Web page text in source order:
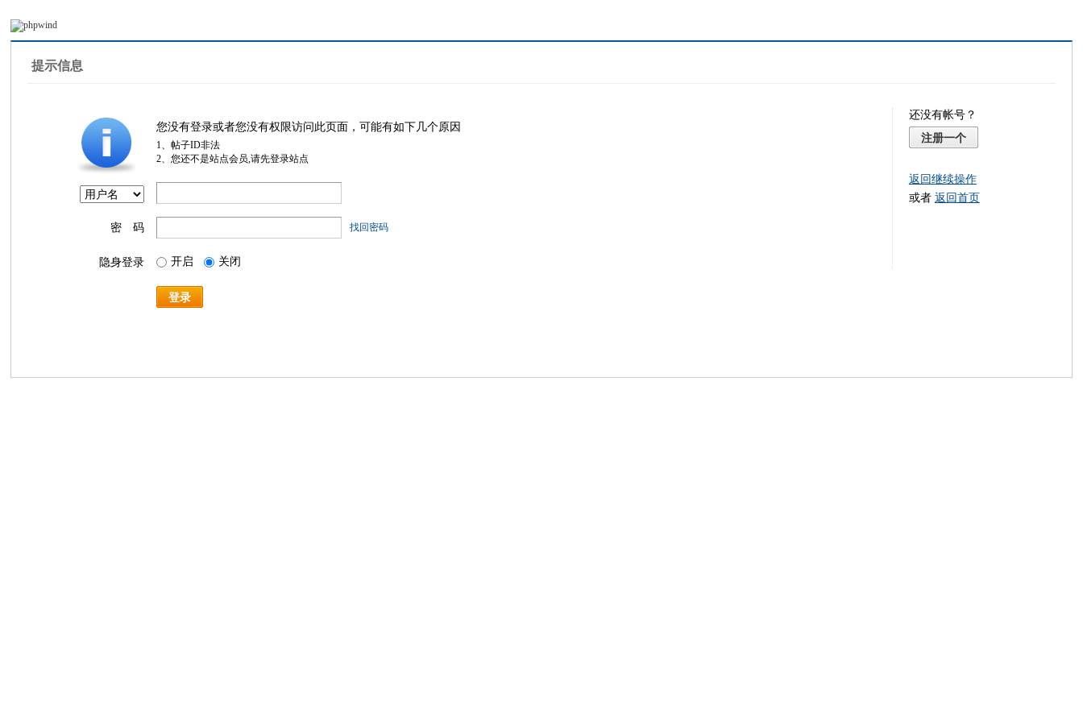
提示信息
您没有登录或者您没有权限访问此页面，可能有如下几个原因
1、帖子ID非法
2、您还不是站点会员,请先登录站点
密 码 找回密码
隐身登录 开启 关闭
登录
还没有帐号？
注册一个
返回继续操作
或者 返回首页